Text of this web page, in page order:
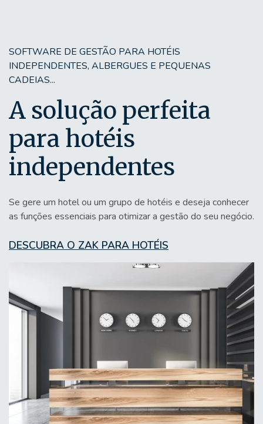
SOFTWARE DE GESTÃO PARA HOTÉIS
INDEPENDENTES, ALBERGUES E PEQUENAS
CADEIAS...
A solução perfeita
para hotéis
independentes
Se gere um hotel ou um grupo de hotéis e deseja conhecer
as funções essenciais para otimizar a gestão do seu negócio.
DESCUBRA O ZAK PARA HOTÉIS